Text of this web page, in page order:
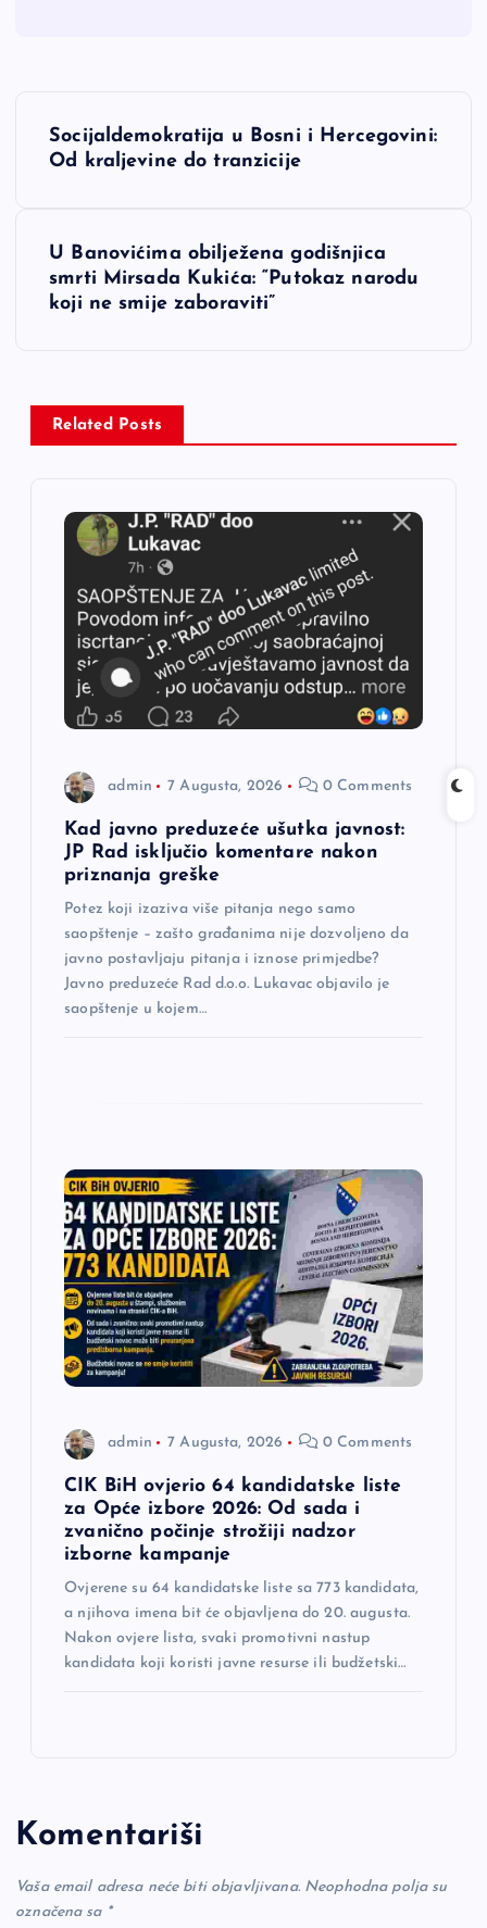
N
c
Socijaldemokratija u Bosni i Hercegovini:
Od kraljevine do tranzicije
U Banovićima obilježena godišnjica
smrti Mirsada Kukića: “Putokaz narodu
koji ne smije zaboraviti”
Related Posts
admin 7 Augusta, 2026 0 Comments
Kad javno preduzeće ušutka javnost:
JP Rad isključio komentare nakon
priznanja greške
Potez koji izaziva više pitanja nego samo
saopštenje – zašto građanima nije dozvoljeno da
javno postavljaju pitanja i iznose primjedbe?
Javno preduzeće Rad d.o.o. Lukavac objavilo je
saopštenje u kojem…
admin 7 Augusta, 2026 0 Comments
CIK BiH ovjerio 64 kandidatske liste
za Opće izbore 2026: Od sada i
zvanično počinje strožiji nadzor
izborne kampanje
Ovjerene su 64 kandidatske liste sa 773 kandidata,
a njihova imena bit će objavljena do 20. augusta.
Nakon ovjere lista, svaki promotivni nastup
kandidata koji koristi javne resurse ili budžetski…
Komentariši
Vaša email adresa neće biti objavljivana. Neophodna polja su
označena sa *